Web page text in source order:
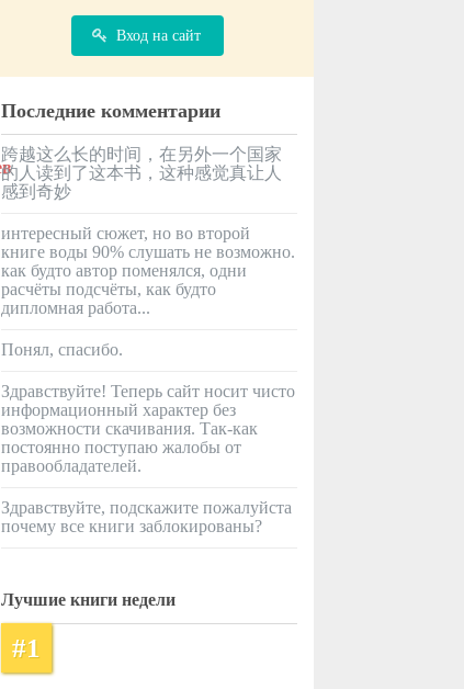
Вход на сайт
Последние комментарии
跨越这么长的时间，在另外一个国家
的人读到了这本书，这种感觉真让人
感到奇妙
интересный сюжет, но во второй
книге воды 90% слушать не возможно.
как будто автор поменялся, одни
расчёты подсчёты, как будто
дипломная работа...
Понял, спасибо.
Здравствуйте! Теперь сайт носит чисто
информационный характер без
возможности скачивания. Так-как
постоянно поступаю жалобы от
правообладателей.
Здравствуйте, подскажите пожалуйста
почему все книги заблокированы?
Лучшие книги недели
#1